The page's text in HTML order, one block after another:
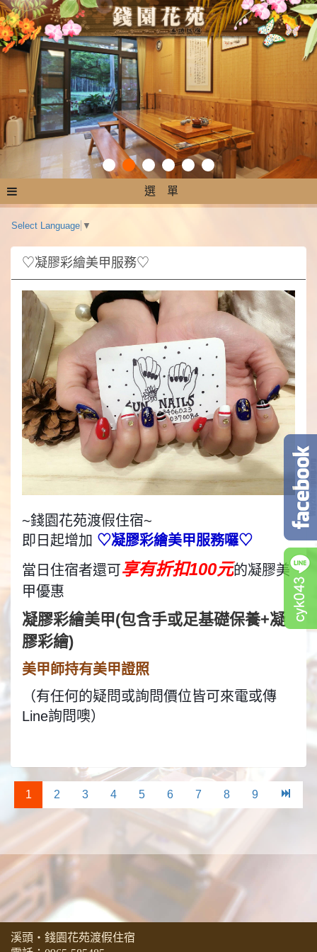
選 單
Select Language ▼
♡凝膠彩繪美甲服務♡
~錢園花苑渡假住宿~
即日起增加 ♡凝膠彩繪美甲服務囉♡
當日住宿者還可享有折扣100元的凝膠美
甲優惠
凝膠彩繪美甲(包含手或足基礎保養+凝
膠彩繪)
美甲師持有美甲證照
（有任何的疑問或詢問價位皆可來電或傳
Line詢問噢）
1 2 3 4 5 6 7 8 9
溪頭‧錢園花苑渡假住宿